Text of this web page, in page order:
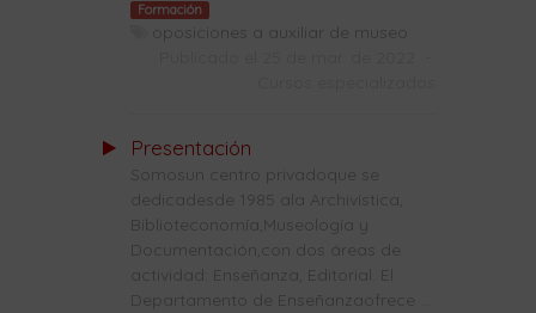
Formación
oposiciones a auxiliar de museo
Presentación
Somosun centro privadoque se
dedicadesde 1985 ala Archivística,
Biblioteconomía,Museología y
Documentación,con dos áreas de
actividad: Enseñanza, Editorial. El
Departamento de Enseñanzaofrece ...